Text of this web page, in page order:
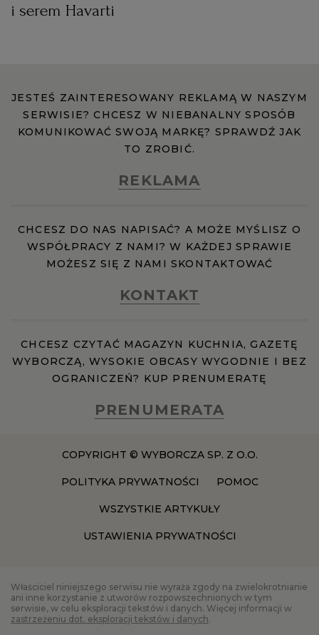
i serem Havarti
JESTEŚ ZAINTERESOWANY REKLAMĄ W NASZYM
SERWISIE? CHCESZ W NIEBANALNY SPOSÓB
KOMUNIKOWAĆ SWOJĄ MARKĘ? SPRAWDŹ JAK
TO ZROBIĆ.
REKLAMA
CHCESZ DO NAS NAPISAĆ? A MOŻE MYŚLISZ O
WSPÓŁPRACY Z NAMI? W KAŻDEJ SPRAWIE
MOŻESZ SIĘ Z NAMI SKONTAKTOWAĆ
KONTAKT
CHCESZ CZYTAĆ MAGAZYN KUCHNIA, GAZETĘ
WYBORCZĄ, WYSOKIE OBCASY WYGODNIE I BEZ
OGRANICZEŃ? KUP PRENUMERATĘ
PRENUMERATA
COPYRIGHT © WYBORCZA SP. Z O.O.
POLITYKA PRYWATNOŚCI POMOC
WSZYSTKIE ARTYKUŁY
USTAWIENIA PRYWATNOŚCI
Właściciel niniejszego serwisu nie wyraża zgody na zwielokrotnianie
ani inne korzystanie z utworów rozpowszechnionych w tym
serwisie, w celu eksploracji tekstów i danych. Więcej informacji w
zastrzeżeniu dot. eksploracji tekstów i danych.